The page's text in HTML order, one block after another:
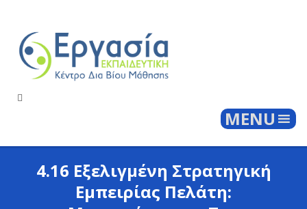
MENU
4.16 Εξελιγμένη Στρατηγική
Εμπειρίας Πελάτη: